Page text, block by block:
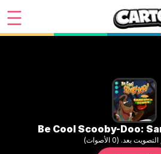
Be Cool Scooby-Doo:
بعد. (0 الأصوات)